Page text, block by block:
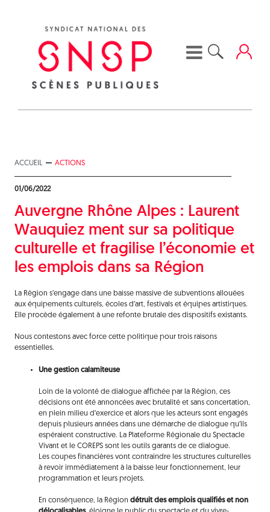
ACCUEIL ACTIONS
01/06/2022
Auvergne Rhône Alpes : Laurent
Wauquiez ment sur sa politique
culturelle et fragilise l’économie et
les emplois dans sa Région
La Région s’engage dans une baisse massive de subventions allouées
aux équipements culturels, écoles d’art, festivals et équipes artistiques.
Elle procède également à une refonte brutale des dispositifs existants.
Nous contestons avec force cette politique pour trois raisons
essentielles.
Une gestion calamiteuse
Loin de la volonté de dialogue affichée par la Région, ces
décisions ont été annoncées avec brutalité et sans concertation,
en plein milieu d’exercice et alors que les acteurs sont engagés
depuis plusieurs années dans une démarche de dialogue qu’ils
espéraient constructive. La Plateforme Régionale du Spectacle
Vivant et le COREPS sont les outils garants de ce dialogue.
Les coupes financières vont contraindre les structures culturelles
à revoir immédiatement à la baisse leur fonctionnement, leur
programmation et leurs projets.
En conséquence, la Région détruit des emplois qualifiés et non